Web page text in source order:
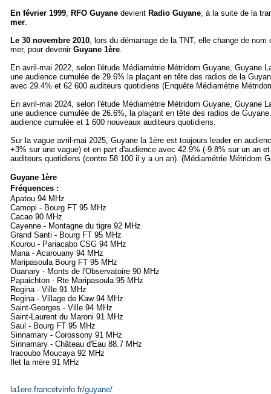
En février 1999, RFO Guyane devient Radio Guyane, à la suite de la
mer.
Le 30 novembre 2010, lors du démarrage de la TNT, elle change de
mer, pour devenir Guyane 1ère.
En avril-mai 2022, selon l'étude Médiamétrie Métridom Guyane, Guyane
une audience cumulée de 29.6% la plaçant en tête des radios de la
avec 29.4% et 62 600 auditeurs quotidiens (Enquête Médiamétrie
En avril-mai 2024, selon l'étude Médiamétrie Métridom Guyane, Guyane
une audience cumulée de 26.6%, la plaçant en tête des radios de
audience cumulée et 1 600 nouveaux auditeurs quotidiens.
Sur la vague avril-mai 2025, Guyane la 1ère est toujours leader en
+3% sur une vague) et en part d'audience avec 42.9% (-9.8% sur un an
auditeurs quotidiens (contre 58 100 il y a un an). (Médiamétrie Métridom
Guyane 1ère
Fréquences :
Apatou 94 MHz
Camopi - Bourg FT 95 MHz
Cacao 90 MHz
Cayenne - Montagne du tigre 92 MHz
Grand Santi - Bourg FT 95 MHz
Kourou - Pariacabo CSG 94 MHz
Mana - Acarouany 94 MHz
Maripasoula Bourg FT 95 MHz
Ouanary - Monts de l'Observatoire 90 MHz
Papaichton - Rte Maripasoula 95 MHz
Regina - Ville 91 MHz
Regina - Village de Kaw 94 MHz
Saint-Georges - Ville 94 MHz
Saint-Laurent du Maroni 91 MHz
Saul - Bourg FT 95 MHz
Sinnamary - Corossony 91 MHz
Sinnamary - Château d'Eau 88.7 MHz
Iracoubo Moucaya 92 MHz
Ilet la mère 91 MHz
la1ere.francetvinfo.fr/guyane/